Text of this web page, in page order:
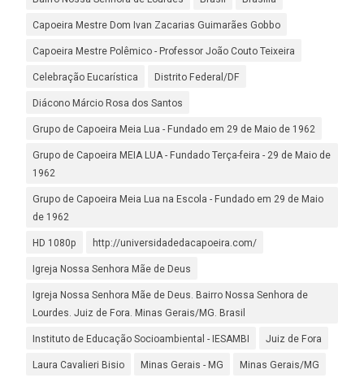
Capoeira Mestre Dom Ivan Zacarias Guimarães Gobbo
Capoeira Mestre Polêmico - Professor João Couto Teixeira
Celebração Eucarística Distrito Federal/DF
Diácono Márcio Rosa dos Santos
Grupo de Capoeira Meia Lua - Fundado em 29 de Maio de 1962
Grupo de Capoeira MEIA LUA - Fundado Terça-feira - 29 de Maio de
1962
Grupo de Capoeira Meia Lua na Escola - Fundado em 29 de Maio
de 1962
HD 1080p http://universidadedacapoeira.com/
Igreja Nossa Senhora Mãe de Deus
Igreja Nossa Senhora Mãe de Deus. Bairro Nossa Senhora de
Lourdes. Juiz de Fora. Minas Gerais/MG. Brasil
Instituto de Educação Socioambiental - IESAMBI Juiz de Fora
Laura Cavalieri Bisio Minas Gerais - MG Minas Gerais/MG